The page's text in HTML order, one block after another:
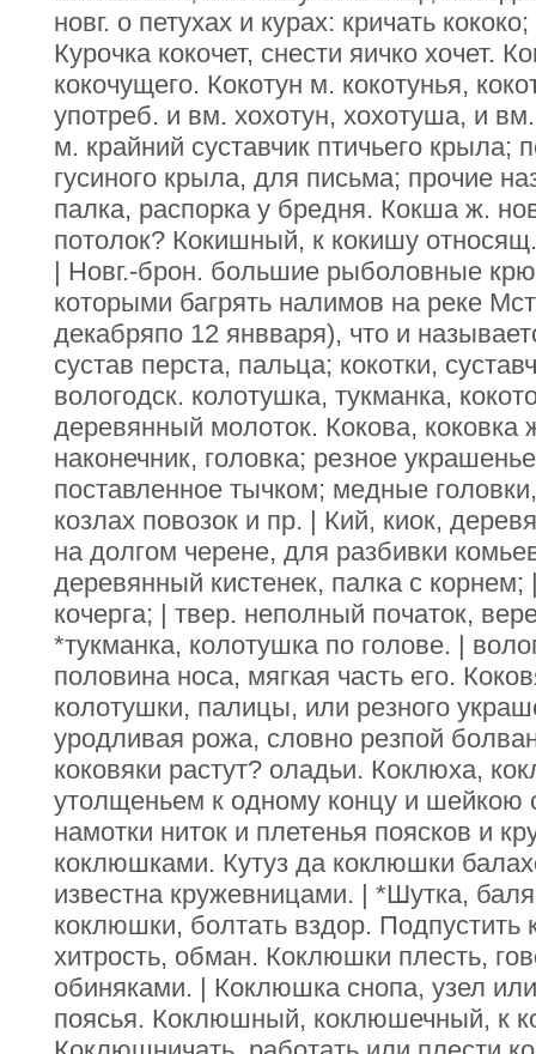
новг. о петухах и курах: кричать
Курочка кокочет, снести яичко хочет.
кокочущего. Кокотун м. кокотунья,
употреб. и вм. хохотун, хохотуша, и
м. крайний суставчик птичьего
гусиного крыла, для письма; прочие
палка, распорка у бредня. Кокша ж.
потолок? Кокишный, к кокишу
| Новг.-брон. большие рыболовные
которыми багрять налимов на реке
декабряпо 12 янвваря), что и
сустав перста, пальца; кокотки,
вологодск. колотушка, тукманка,
деревянный молоток. Кокова,
наконечник, головка; резное
поставленное тычком; медные
козлах повозок и пр. | Кий, киок,
на долгом черене, для разбивки
деревянный кистенек, палка с корнем;
кочерга; | твер. неполный початок,
*тукманка, колотушка по голове. |
половина носа, мягкая часть его.
колотушки, палицы, или резного
уродливая рожа, словно резпой
коковяки растут? оладьи. Коклюха,
утолщеньем к одному концу и шейкою
намотки ниток и плетенья поясков и
коклюшками. Кутуз да коклюшки
известна кружевницами. | *Шутка,
коклюшки, болтать вздор. Подпустить
хитрость, обман. Коклюшки плесть,
обиняками. | Коклюшка снопа, узел
поясья. Коклюшный, коклюшечный, к